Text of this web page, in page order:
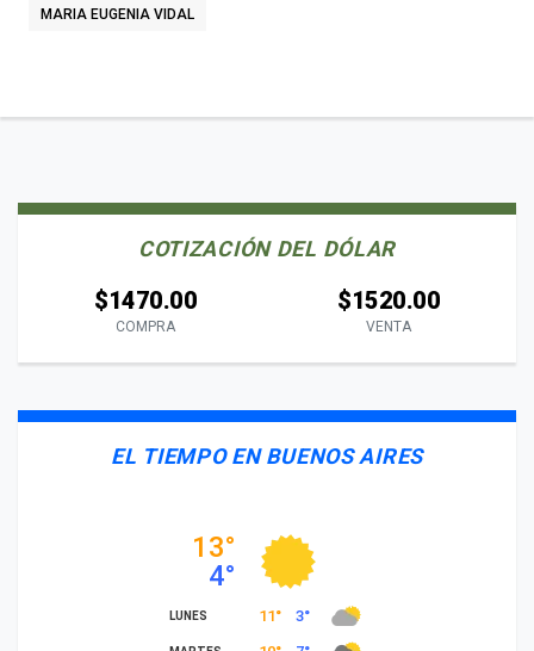
MARIA EUGENIA VIDAL
COTIZACIÓN DEL DÓLAR
$1470.00
COMPRA
$1520.00
VENTA
EL TIEMPO EN BUENOS AIRES